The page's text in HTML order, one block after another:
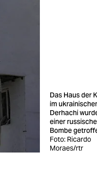
Das Haus der
im
Derhachi
einer
Bombe
Foto: Ricardo
Moraes/rtr